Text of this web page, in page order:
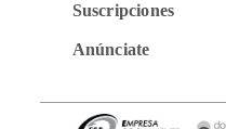
Suscripciones
Anúnciate